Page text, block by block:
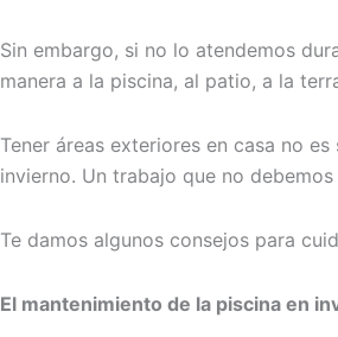
Sin embargo, si no lo atendemos
manera a la piscina, al patio, a la
Tener áreas exteriores en casa no
invierno. Un trabajo que no
Te damos algunos consejos para
El mantenimiento de la piscina en